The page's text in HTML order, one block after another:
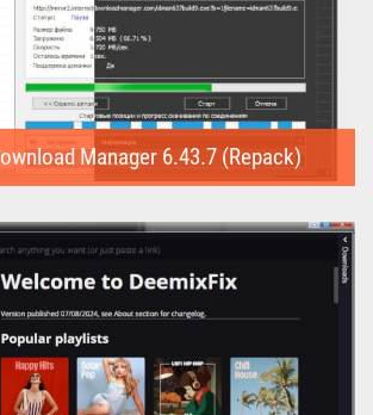
Manager 6.43.7 (Repack)
предназначена для...